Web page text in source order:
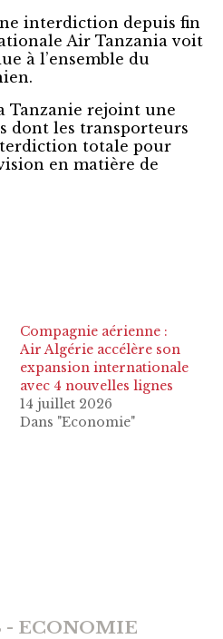
interdiction depuis fin
Air Tanzania voit
à l’ensemble du
Tanzanie rejoint une
dont les transporteurs
totale pour
en matière de
Compagnie aérienne :
Air Algérie accélère son
expansion internationale
avec 4 nouvelles lignes
14 juillet 2026
Dans "Economie"
- ECONOMIE